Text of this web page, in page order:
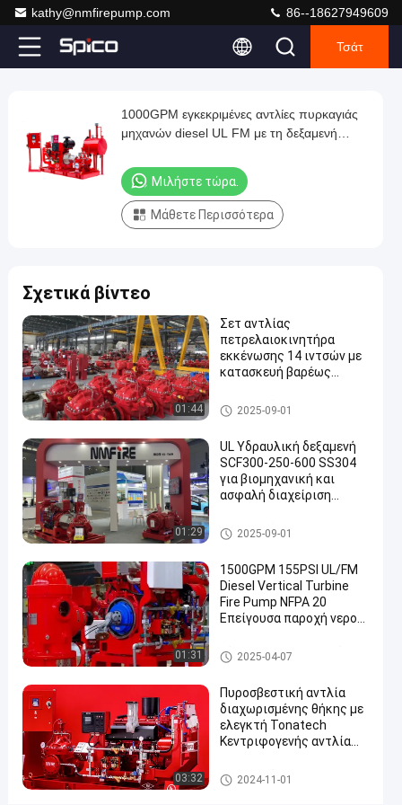
kathy@nmfirepump.com 86--18627949609
Τσάτ
Video
1000GPM
εγκεκριμένες
αντλίες
FM
με
τη
δεξαμενή
καυσίμων
αντλία
πυρκαγιάς
περίπτωσης
2025-
04-10
283
απόψεις
τώρα.
Συμμετοχή
#
ul
απαριθμημένες
αντλίες
πυρκαγιάς
#
οριζόντια
διασπασμένη
αντλία
πυρκαγιάς
περίπτωσης
#
αντλίες
προσβολής
του πυρός
1000GPM εγκεκριμένες αντλίες πυρκαγιάς
μηχανών diesel UL FM με τη δεξαμενή
Μιλήστε τώρα.
Μάθετε Περισσότερα
Σχετικά βίντεο
01:44
Σετ αντλίας
πετρελαιοκινητήρα
εκκένωσης 14 ιντσών με
κατασκευή βαρέως
ροή 7000GPM
Διασπασμένη αντλία πυρκαγι
άς περίπτωσης
2025-09-01
01:29
UL Υδραυλική δεξαμενή
SCF300-250-600 SS304
για βιομηχανική και
ασφαλή διαχείριση
αντλία με διαχωρισμένη
θήκη UL/FM
Διασπασμένη αντλία πυρκαγι
άς περίπτωσης
2025-09-01
01:31
1500GPM 155PSI UL/FM
Diesel Vertical Turbine
Fire Pump NFPA 20
Επείγουσα παροχή νερού
δημοτικές
εγκαταστάσεις NMFIRE
Κάθετη αντλία πυρκαγιάς στ
ροβίλων
2025-04-07
03:32
Πυροσβεστική αντλία
διαχωρισμένης θήκης με
ελεγκτή Tonatech
Κεντριφογενής αντλία
Καταχωρισμένες αντλίες
πυρκαγιάς αντλίες
Διασπασμένη αντλία πυρκαγι
άς περίπτωσης
2024-11-01